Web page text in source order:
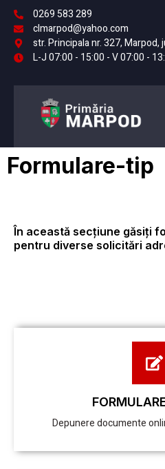
0269 583 289
clmarpod@yahoo.com
str. Principala nr. 327, Marpod,
L-J 07:00 - 15:00 - V 07:00 -
Formulare-tip
În această secțiune găsiți
pentru diverse solicitări
Depunere documente